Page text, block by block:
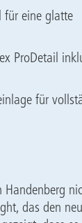
für eine glatte
ProDetail
für
das den